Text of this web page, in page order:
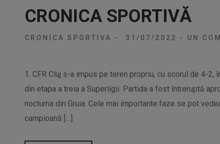
CRONICA SPORTIVĂ
CRONICA SPORTIVA - 31/07/2022 - UN
1. CFR Cluj s-a impus pe teren propriu, cu scorul de 4-
din etapa a treia a Superligii. Partida a fost întreruptă
nocturna din Gruia. Cele mai importante faze se pot
campioană […]